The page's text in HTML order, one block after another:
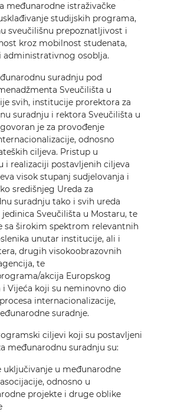
međunarodne istraživačke
studijskih programa,
sveučilišnu prepoznatljivost i
kroz mobilnost studenata,
administrativnog osoblja.
suradnju pod
Sveučilišta u
svih, institucije prorektora za
suradnju i rektora Sveučilišta u
je za provođenje
odnosno
ciljeva. Pristup u
i realizaciji postavljenih ciljeva
visok stupanj sudjelovanja i
središnjeg Ureda za
suradnju tako i svih ureda
Sveučilišta u Mostaru, te
sa širokim spektrom relevantnih
unutar institucije, ali i
drugih visokoobrazovnih
te
akcija Europskog
i Vijeća koji su neminovno dio
internacionalizacije,
suradnje.
ciljevi koji su postavljeni
međunarodnu suradnju su:
uključivanje u međunarodne
odnosno u
projekte i druge oblike